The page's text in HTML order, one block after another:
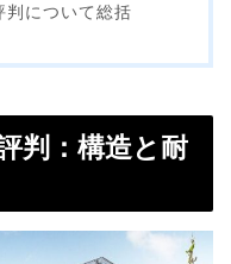
判について総括
判：構造と耐